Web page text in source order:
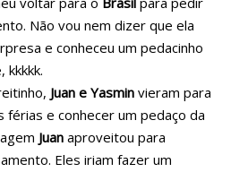
Não vou nem dizer que ela
e conheceu um pedacinho
kkkkk.
Juan e Yasmin vieram para
férias e conhecer um pedaço da
Juan aproveitou para
Eles iriam fazer um